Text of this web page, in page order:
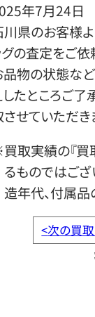
年7月24日
県のお客様よ
グの査定をご依
品物の状態など
したところご
せていただき
取実績の『買
るものではござ
造年代、付属品
<次の買